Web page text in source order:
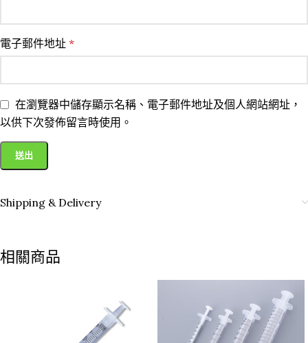
電子郵件地址 *
在瀏覽器中儲存顯示名稱、電子郵件地址及個人網站網址，
以供下次發佈留言時使用。
Shipping & Delivery
相關商品